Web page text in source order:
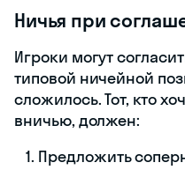
Ничья при
Игроки могут
типовой ничейной
сложилось. Тот, кто
вничью, должен:
Предложить